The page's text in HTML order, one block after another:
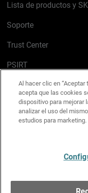
Lista de productos y
Soporte
Trust Center
PSIRT
Política de cookies
Política de privacidad
Kit de medios y marca
Al hacer clic en
acepta que las cookies
dispositivo para mejorar
analizar el uso del
estudios para marketing.